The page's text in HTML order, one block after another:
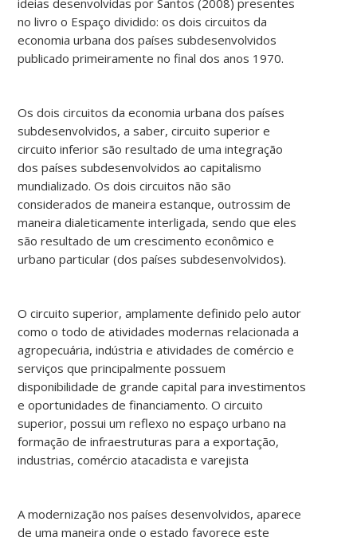
no livro o Espaço dividido: os dois circuitos da
economia urbana dos países subdesenvolvidos
publicado primeiramente no final dos anos 1970.
Os dois circuitos da economia urbana dos países
subdesenvolvidos, a saber, circuito superior e
circuito inferior são resultado de uma integração
dos países subdesenvolvidos ao capitalismo
mundializado. Os dois circuitos não são
considerados de maneira estanque, outrossim de
maneira dialeticamente interligada, sendo que eles
são resultado de um crescimento econômico e
urbano particular (dos países subdesenvolvidos).
O circuito superior, amplamente definido pelo autor
como o todo de atividades modernas relacionada a
agropecuária, indústria e atividades de comércio e
serviços que principalmente possuem
disponibilidade de grande capital para investimentos
e oportunidades de financiamento. O circuito
superior, possui um reflexo no espaço urbano na
formação de infraestruturas para a exportação,
industrias, comércio atacadista e varejista
A modernização nos países desenvolvidos, aparece
de uma maneira onde o estado favorece este